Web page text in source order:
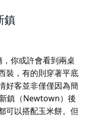
鎮
，你或許會看到兩桌
裝，有的則穿著平底
好客並非僅僅因為簡
鎮（Newtown）後
可以搭配玉米餅。但